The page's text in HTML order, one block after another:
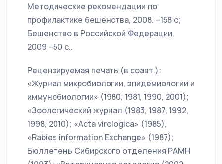
Методические рекомендации по
профилактике бешенства, 2008. –158 с;
Бешенство в Российской Федерации,
2009 –50 с..
Рецензируемая печать (в соавт.):
«Журнал микробиологии, эпидемиологии и
иммунобиологии» (1980, 1981, 1990, 2001);
«Зоологический журнал (1983, 1987, 1992,
1998, 2010); «Acta virologica» (1985),
«Rabies information Exchange» (1987);
Бюллетень Сибирского отделения РАМН